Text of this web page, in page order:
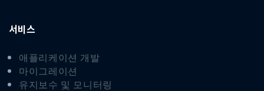
서비스
애플리케이션 개발
마이그레이션
유지보수 및 모니터링